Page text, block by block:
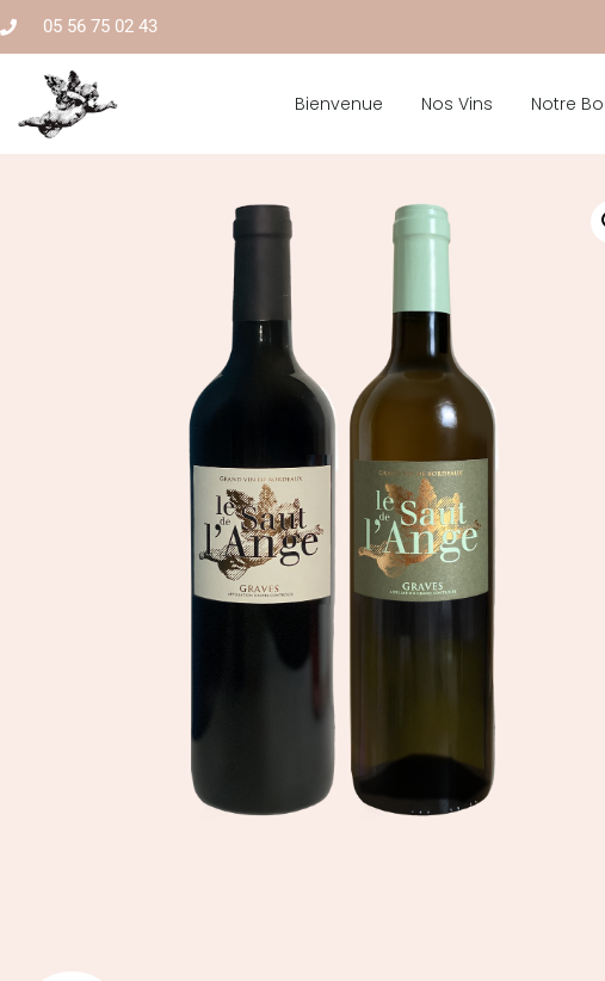
05 56 75 02 43
Bienvenue Nos Vins Notre